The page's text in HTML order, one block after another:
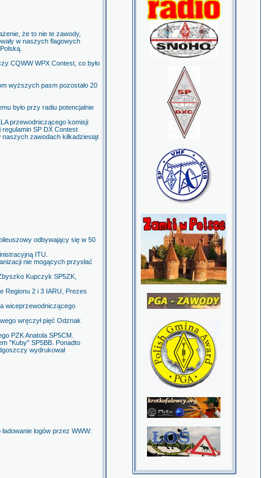
że to nie te zawody,
w naszych flagowych
CQWW WPX Contest, co było
wyższych pasm pozostało 20
było przy radiu potencjalnie
przewodniczącego komisji
SP DX Contest
naszych zawodach kilkadziesiąt
odbywający się w 50
ITU.
nie mogących przysłać
Kupczyk SP5ZK,
Regionu 2 i 3 IARU, Prezes
wiceprzewodniczącego
wręczył pięć Odznak
PZK Anatola SP5CM.
"Kuby" SP5BB. Ponadto
wydrukował
logów przez WWW: